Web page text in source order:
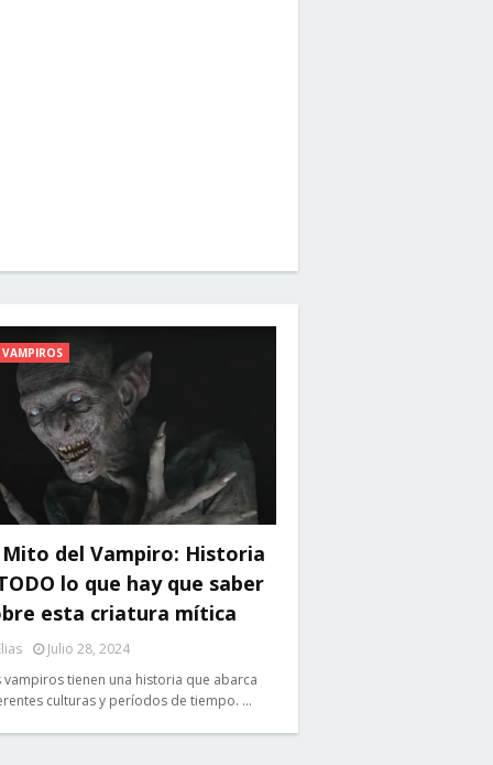
VAMPIROS
Mito del Vampiro: Historia
lo que hay que saber
esta criatura mítica
Julio 28, 2024
vampiros tienen una historia que abarca
culturas y períodos de tiempo. …